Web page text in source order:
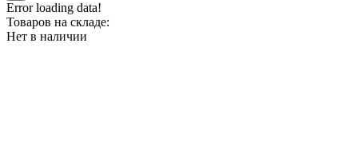
Error loading data!
Товаров на складе:
Нет в наличии